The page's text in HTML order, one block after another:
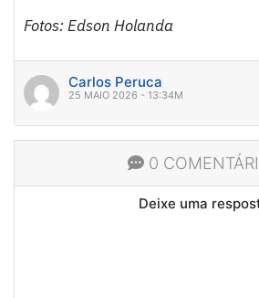
Fotos: Edson Holanda
Carlos Peruca
25 MAIO 2026 - 13:34M
0
Deixe uma